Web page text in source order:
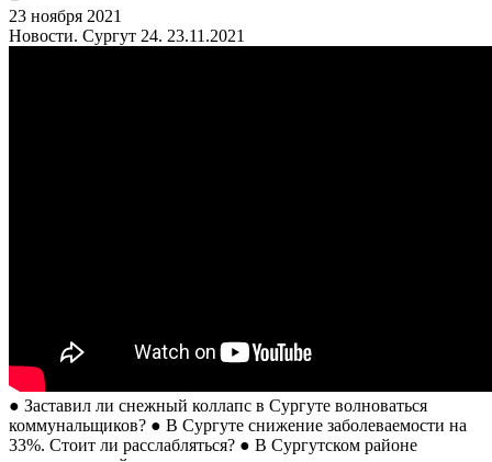
23 ноября 2021
Новости. Сургут 24. 23.11.2021
● Заставил ли снежный коллапс в Сургуте волноваться
коммунальщиков? ● В Сургуте снижение заболеваемости на
33%. Стоит ли расслабляться? ● В Сургутском районе